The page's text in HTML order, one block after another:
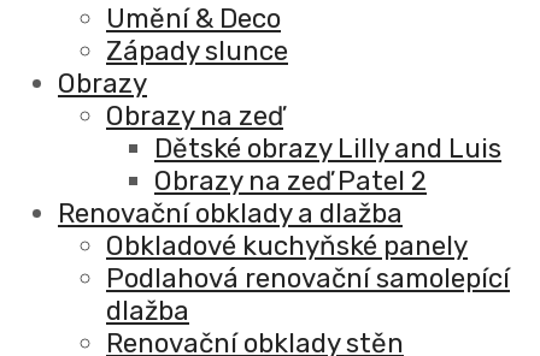
Umění & Deco
Západy slunce
Obrazy
Obrazy na zeď
Dětské obrazy Lilly and Luis
Obrazy na zeď Patel 2
Renovační obklady a dlažba
Obkladové kuchyňské panely
Podlahová renovační samolepící
dlažba
Renovační obklady stěn